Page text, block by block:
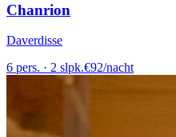
Chanrion
Daverdisse
6 pers. · 2 slpk.€92/nacht